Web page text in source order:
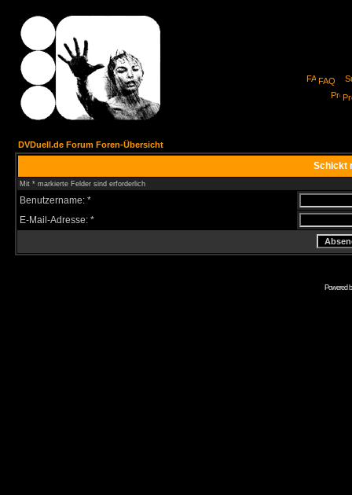
FAQ
DVDuell.de Forum Foren-Übersicht
Schickt
Mit * markierte Felder sind erforderlich
Benutzername: *
E-Mail-Adresse: *
Powered